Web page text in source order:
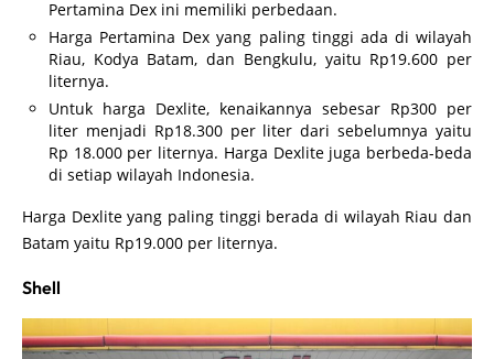
Pertamina Dex ini memiliki perbedaan.
Harga Pertamina Dex yang paling tinggi ada di wilayah
Riau, Kodya Batam, dan Bengkulu, yaitu Rp19.600 per
liternya.
Untuk harga Dexlite, kenaikannya sebesar Rp300 per
liter menjadi Rp18.300 per liter dari sebelumnya yaitu
Rp 18.000 per liternya. Harga Dexlite juga berbeda-beda
di setiap wilayah Indonesia.
Harga Dexlite yang paling tinggi berada di wilayah Riau dan
Batam yaitu Rp19.000 per liternya.
Shell